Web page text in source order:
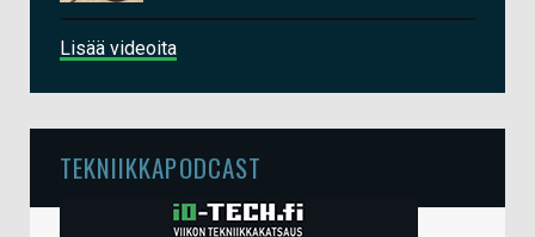
Lisää videoita
TEKNIIKKAPODCAST